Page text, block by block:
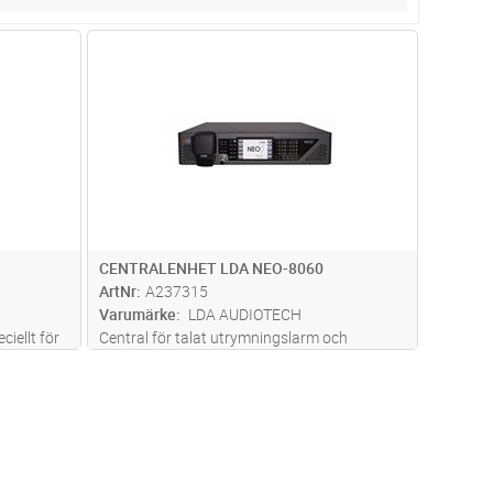
för
CENTRALENHET LDA NEO-8060
ArtNr A237315
Varumärke
LDA AUDIOTECH
Central för talat utrymningslarm och